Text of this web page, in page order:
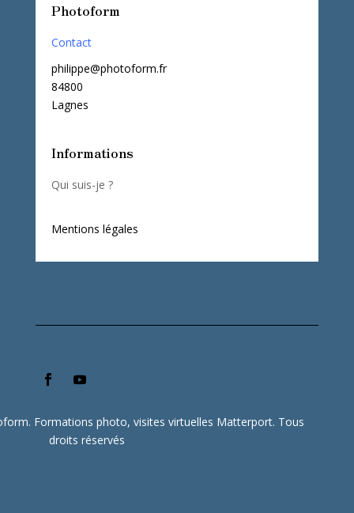
Photoform
Contact
philippe@photoform.fr
84800
Lagnes
Informations
Qui suis-je ?
Mentions légales
Formations photo, visites virtuelles Matterport. Tous
droits réservés